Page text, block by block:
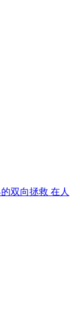
双向拯救 在人